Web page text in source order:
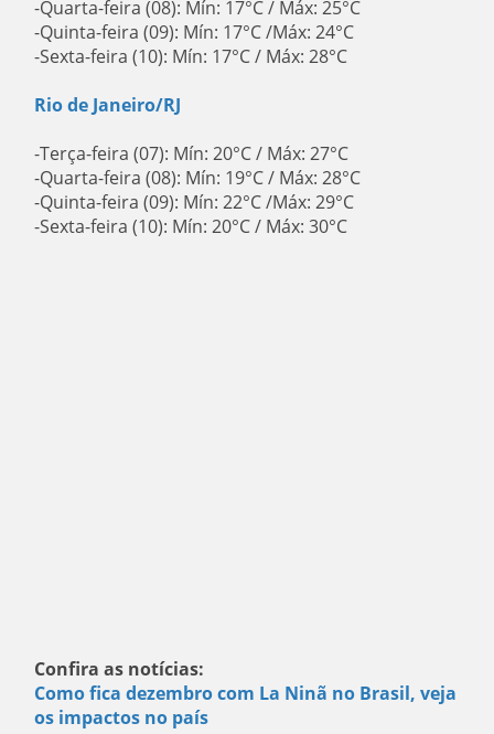
-Quarta-feira (08): Mín: 17°C / Máx: 25°C
-Quinta-feira (09): Mín: 17°C /Máx: 24°C
-Sexta-feira (10): Mín: 17°C / Máx: 28°C
Rio de Janeiro/RJ
-Terça-feira (07): Mín: 20°C / Máx: 27°C
-Quarta-feira (08): Mín: 19°C / Máx: 28°C
-Quinta-feira (09): Mín: 22°C /Máx: 29°C
-Sexta-feira (10): Mín: 20°C / Máx: 30°C
Confira as notícias:
Como fica dezembro com La Ninã no Brasil, veja
os impactos no país